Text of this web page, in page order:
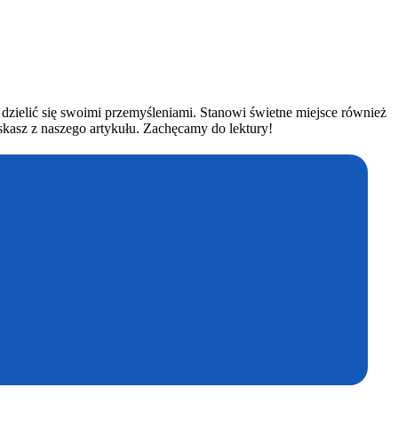
się swoimi przemyśleniami. Stanowi świetne miejsce również
z naszego artykułu. Zachęcamy do lektury!